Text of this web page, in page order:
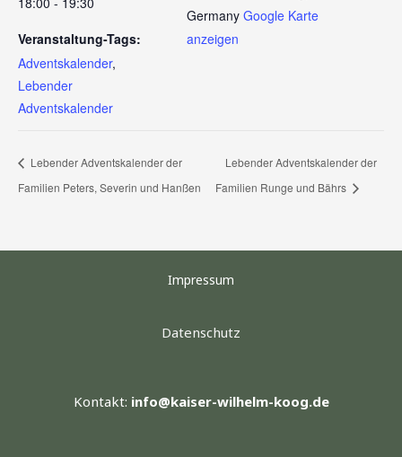
Veranstaltung-Tags:
Adventskalender,
Lebender
Adventskalender
Germany Google Karte
anzeigen
Lebender Adventskalender der
Familien Peters, Severin und Hanßen
Lebender Adventskalender der
Familien Runge und Bährs
Impressum
Datenschutz
Kontakt: info@kaiser-wilhelm-koog.de